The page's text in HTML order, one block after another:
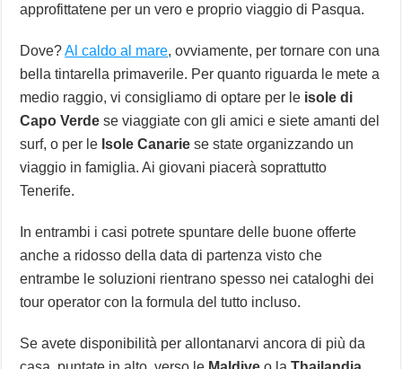
approfittatene per un vero e proprio viaggio di Pasqua.
Dove?Al caldo al mare, ovviamente, per tornare con una
bella tintarella primaverile. Per quanto riguarda le mete a
medio raggio, vi consigliamo di optare per le isole di
Capo Verde se viaggiate con gli amici e siete amanti del
surf, o per le Isole Canarie se state organizzando un
viaggio in famiglia. Ai giovani piacerà soprattutto
Tenerife.
In entrambi i casi potrete spuntare delle buone offerte
anche a ridosso della data di partenza visto che
entrambe le soluzioni rientrano spesso nei cataloghi dei
tour operator con la formula del tutto incluso.
Se avete disponibilità per allontanarvi ancora di più da